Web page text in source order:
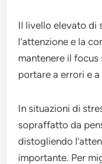
Il livello elevato di
l’attenzione e la
mantenere il
portare a errori e
In situazioni di
sopraffatto da
distogliendo
importante. Per